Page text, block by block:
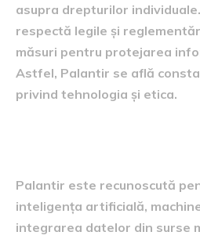
asupra drepturilor
respectă legile și
măsuri pentru protejarea
Astfel, Palantir se află
privind tehnologia și etica.
Palantir este recunoscută
inteligența artificială,
integrarea datelor din surse